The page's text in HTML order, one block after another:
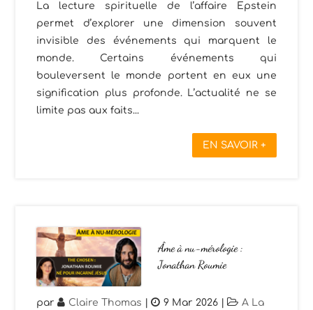
La lecture spirituelle de l’affaire Epstein
permet d’explorer une dimension souvent
invisible des événements qui marquent le
monde. Certains événements qui
bouleversent le monde portent en eux une
signification plus profonde. L’actualité ne se
limite pas aux faits...
EN SAVOIR +
Âme à nu-mérologie :
Jonathan Roumie
par Claire Thomas | 9 Mar 2026 |
A La